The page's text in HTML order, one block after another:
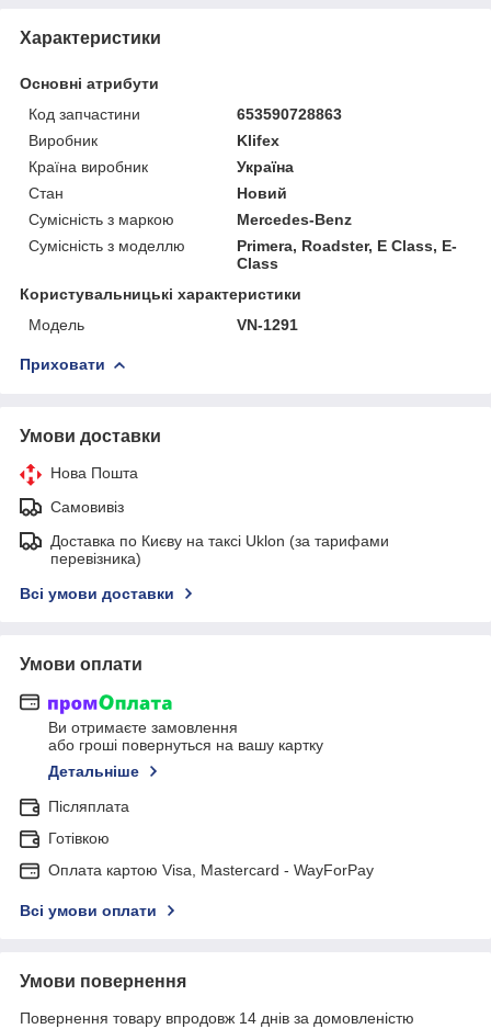
Характеристики
Основні атрибути
Код запчастини
653590728863
Виробник
Klifex
Країна виробник
Україна
Стан
Новий
Сумісність з маркою
Mercedes-Benz
Сумісність з моделлю
Primera, Roadster, E Class, E-
Class
Користувальницькі характеристики
Мoдель
VN-1291
Приховати
Умови доставки
Нова Пошта
Самовивіз
Доставка по Києву на таксі Uklon (за тарифами
перевізника)
Всі умови доставки
Умови оплати
Ви отримаєте замовлення
або гроші повернуться на вашу картку
Детальніше
Післяплата
Готівкою
Оплата картою Visa, Mastercard - WayForPay
Всі умови оплати
Умови повернення
Повернення товару впродовж 14 днів за домовленістю